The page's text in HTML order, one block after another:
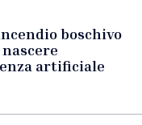
boschivo
artificiale